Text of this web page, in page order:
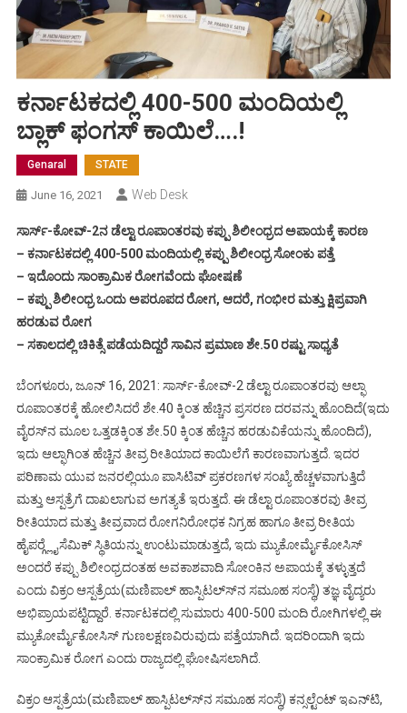
ಕರ್ನಾಟಕದಲ್ಲಿ 400-500 ಮಂದಿಯಲ್ಲಿ
ಬ್ಲಾಕ್ ಫಂಗಸ್ ಕಾಯಿಲೆ….!
Genaral STATE
June 16, 2021 Web Desk
ಸಾರ್ಸ್-ಕೋವ್-2ನ ಡೆಲ್ಟಾ ರೂಪಾಂತರವು ಕಪ್ಪು ಶಿಲೀಂಧ್ರದ ಅಪಾಯಕ್ಕೆ ಕಾರಣ
– ಕರ್ನಾಟಕದಲ್ಲಿ 400-500 ಮಂದಿಯಲ್ಲಿ ಕಪ್ಪು ಶಿಲೀಂಧ್ರ ಸೋಂಕು ಪತ್ತೆ
– ಇದೊಂದು ಸಾಂಕ್ರಾಮಿಕ ರೋಗವೆಂದು ಘೋಷಣೆ
– ಕಪ್ಪು ಶಿಲೀಂಧ್ರ ಒಂದು ಅಪರೂಪದ ರೋಗ, ಆದರೆ, ಗಂಭೀರ ಮತ್ತು ಕ್ಷಿಪ್ರವಾಗಿ
ಹರಡುವ ರೋಗ
– ಸಕಾಲದಲ್ಲಿ ಚಿಕಿತ್ಸೆ ಪಡೆಯದಿದ್ದರೆ ಸಾವಿನ ಪ್ರಮಾಣ ಶೇ.50 ರಷ್ಟು ಸಾಧ್ಯತೆ
ಬೆಂಗಳೂರು, ಜೂನ್ 16, 2021: ಸಾರ್ಸ್-ಕೋವ್-2 ಡೆಲ್ಟಾ ರೂಪಾಂತರವು ಆಲ್ಫಾ
ರೂಪಾಂತರಕ್ಕೆ ಹೋಲಿಸಿದರೆ ಶೇ.40 ಕ್ಕಿಂತ ಹೆಚ್ಚಿನ ಪ್ರಸರಣ ದರವನ್ನು ಹೊಂದಿದೆ(ಇದು
ವೈರಸ್‍ನ ಮೂಲ ಒತ್ತಡಕ್ಕಿಂತ ಶೇ.50 ಕ್ಕಿಂತ ಹೆಚ್ಚಿನ ಹರಡುವಿಕೆಯನ್ನು ಹೊಂದಿದೆ),
ಇದು ಆಲ್ಫಾಗಿಂತ ಹೆಚ್ಚಿನ ತೀವ್ರ ರೀತಿಯಾದ ಕಾಯಿಲೆಗೆ ಕಾರಣವಾಗುತ್ತದೆ. ಇದರ
ಪರಿಣಾಮ ಯುವ ಜನರಲ್ಲಿಯೂ ಪಾಸಿಟಿವ್ ಪ್ರಕರಣಗಳ ಸಂಖ್ಯೆ ಹೆಚ್ಚಳವಾಗುತ್ತಿದೆ
ಮತ್ತು ಆಸ್ಪತ್ರೆಗೆ ದಾಖಲಾಗುವ ಅಗತ್ಯತೆ ಇರುತ್ತದೆ. ಈ ಡೆಲ್ಟಾ ರೂಪಾಂತರವು ತೀವ್ರ
ರೀತಿಯಾದ ಮತ್ತು ತೀವ್ರವಾದ ರೋಗನಿರೋಧಕ ನಿಗ್ರಹ ಹಾಗೂ ತೀವ್ರ ರೀತಿಯ
ಹೈಪರ್‍ಗ್ಲೈಸೆಮಿಕ್ ಸ್ಥಿತಿಯನ್ನು ಉಂಟುಮಾಡುತ್ತದೆ, ಇದು ಮ್ಯುಕೋರ್ಮೈಕೋಸಿಸ್
ಅಂದರೆ ಕಪ್ಪು ಶಿಲೀಂಧ್ರದಂತಹ ಅವಕಾಶವಾದಿ ಸೋಂಕಿನ ಅಪಾಯಕ್ಕೆ ತಳ್ಳುತ್ತದೆ
ಎಂದು ವಿಕ್ರಂ ಆಸ್ಪತ್ರೆಯ(ಮಣಿಪಾಲ್ ಹಾಸ್ಪಿಟಲ್ಸ್‍ನ ಸಮೂಹ ಸಂಸ್ಥೆ) ತಜ್ಞ ವೈದ್ಯರು
ಅಭಿಪ್ರಾಯಪಟ್ಟಿದ್ದಾರೆ. ಕರ್ನಾಟಕದಲ್ಲಿ ಸುಮಾರು 400-500 ಮಂದಿ ರೋಗಿಗಳಲ್ಲಿ ಈ
ಮ್ಯುಕೋರ್ಮೈಕೋಸಿಸ್ ಗುಣಲಕ್ಷಣವಿರುವುದು ಪತ್ತೆಯಾಗಿದೆ. ಇದರಿಂದಾಗಿ ಇದು
ಸಾಂಕ್ರಾಮಿಕ ರೋಗ ಎಂದು ರಾಜ್ಯದಲ್ಲಿ ಘೋಷಿಸಲಾಗಿದೆ.
ವಿಕ್ರಂ ಆಸ್ಪತ್ರೆಯ(ಮಣಿಪಾಲ್ ಹಾಸ್ಪಿಟಲ್ಸ್‍ನ ಸಮೂಹ ಸಂಸ್ಥೆ) ಕನ್ಸಲ್ಟೆಂಟ್ ಇಎನ್‍ಟಿ,